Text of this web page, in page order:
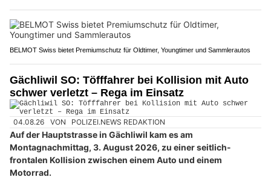
BELMOT Swiss bietet Premiumschutz für Oldtimer, Youngtimer und Sammlerautos
Gächliwil SO: Töfffahrer bei Kollision mit Auto
schwer verletzt – Rega im Einsatz
04.08.26 VON POLIZEI.NEWS REDAKTION
Auf der Hauptstrasse in Gächliwil kam es am
Montagnachmittag, 3. August 2026, zu einer seitlich-
frontalen Kollision zwischen einem Auto und einem
Motorrad.